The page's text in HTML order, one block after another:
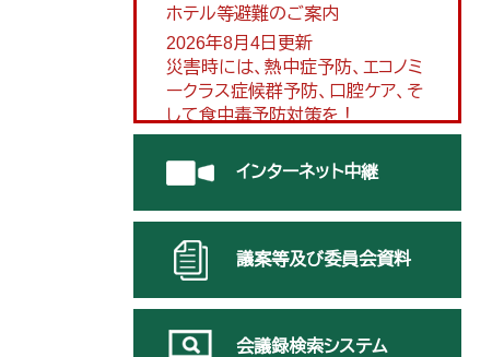
ホテル等避難のご案内
2026年8月4日更新
災害時には、熱中症予防、エコノミ
ークラス症候群予防、口腔ケア、そ
して食中毒予防対策を！
最新の防災情報は「防災情報くま
インターネット中継
議案等及び委員会資料
会議録検索システム